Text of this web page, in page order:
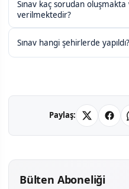
Sınav kaç sorudan
verilmektedir?
Sınav hangi şehirlerde yapıldı?
Paylaş:
Bülten Aboneliği